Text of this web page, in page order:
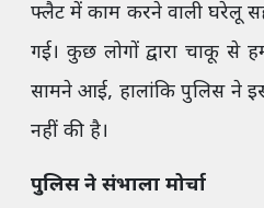
फ्लैट में काम करने वाली घरेलू
गई। कुछ लोगों द्वारा चाकू से
सामने आई, हालांकि पुलिस ने
नहीं की है।
पुलिस ने संभाला मोर्चा